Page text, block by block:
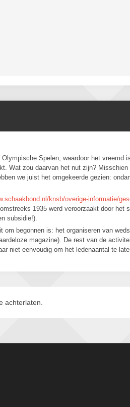
Spelen, waardoor het vreemd
Wat zou daarvan het nut zijn?
we juist het omgekeerde gezien:
knsb/overige-informatie/
1935 werd veroorzaakt door het
subsidie!).
om begonnen is: het organiseren van
magazine). De rest van de
niet eenvoudig om het ledenaantal te
achterlaten.